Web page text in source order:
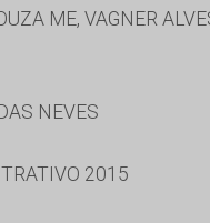
ME, VAGNER
NEVES
2015